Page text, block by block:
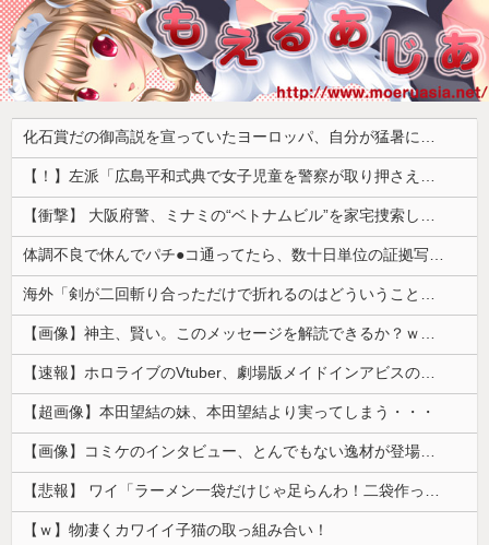
化石賞だの御高説を宣っていたヨーロッパ、自分が猛暑に襲われると為すすべべもなくダメージを受けてしまい……
【！】左派「広島平和式典で女子児童を警察が取り押さえて無理矢理、排除しました！」 → ネット特定班「女児？全学連のプロ活動家では？」
【衝撃】 大阪府警、ミナミの“ベトナムビル”を家宅捜索した結果・・・・・・
体調不良で休んでパチ●コ通ってたら、数十日単位の証拠写真撮られて会社クビになった
海外「剣が二回斬り合っただけで折れるのはどういうことなんだ」満点なのに二度と起動しない理由…
【画像】神主、賢い。このメッセージを解読できるか？ｗｗｗｗ
【速報】ホロライブのVtuber、劇場版メイドインアビスの主題歌決定wwwwwwwwww
【超画像】本田望結の妹、本田望結より実ってしまう・・・
【画像】コミケのインタビュー、とんでもない逸材が登場ｗｗｗｗｗｗ 【Pickup07092041】
【悲報】 ワイ「ラーメン一袋だけじゃ足らんわ！二袋作ったろ！」→結果ｗｗｗ
【ｗ】物凄くカワイイ子猫の取っ組み合い！